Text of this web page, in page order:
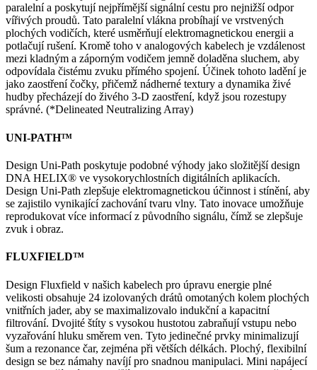
paralelní a poskytují nejpřímější signální cestu pro nejnižší odpor
vířivých proudů. Tato paralelní vlákna probíhají ve vrstvených
plochých vodičích, které usměrňují elektromagnetickou energii a
potlačují rušení. Kromě toho v analogových kabelech je vzdálenost
mezi kladným a záporným vodičem jemně doladěna sluchem, aby
odpovídala čistému zvuku přímého spojení. Účinek tohoto ladění je
jako zaostření čočky, přičemž nádherné textury a dynamika živé
hudby přecházejí do živého 3-D zaostření, když jsou rozestupy
správné. (*Delineated Neutralizing Array)
UNI-PATH™
Design Uni-Path poskytuje podobné výhody jako složitější design
DNA HELIX® ve vysokorychlostních digitálních aplikacích.
Design Uni-Path zlepšuje elektromagnetickou účinnost i stínění, aby
se zajistilo vynikající zachování tvaru vlny. Tato inovace umožňuje
reprodukovat více informací z původního signálu, čímž se zlepšuje
zvuk i obraz.
FLUXFIELD™
Design Fluxfield v našich kabelech pro úpravu energie plné
velikosti obsahuje 24 izolovaných drátů omotaných kolem plochých
vnitřních jader, aby se maximalizovalo indukční a kapacitní
filtrování. Dvojité štíty s vysokou hustotou zabraňují vstupu nebo
vyzařování hluku směrem ven. Tyto jedinečné prvky minimalizují
šum a rezonance čar, zejména při větších délkách. Plochý, flexibilní
design se bez námahy navíjí pro snadnou manipulaci. Mini napájecí